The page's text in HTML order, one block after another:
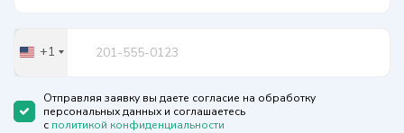
United
+1
Отправляя заявку вы даете согласие на обработку
персональных данных и соглашаетесь
с политикой конфиденциальности